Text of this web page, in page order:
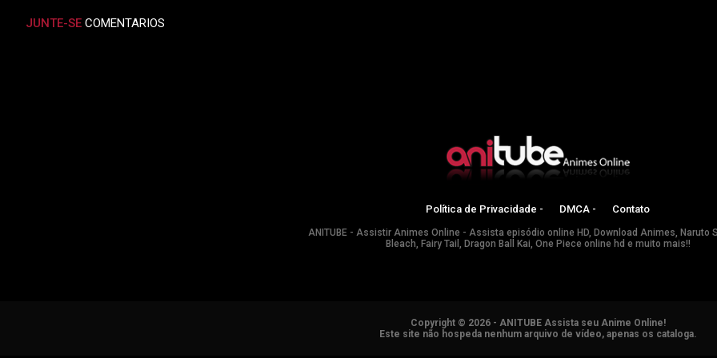
JUNTE-SE COMENTARIOS
Política de Privacidade - DMCA - Contato
ANITUBE - Assistir Animes Online - Assista episódio online HD, Download Animes, Naruto
Bleach, Fairy Tail, Dragon Ball Kai, One Piece online hd e muito mais!!
Copyright © 2026 - ANITUBE Assista seu Anime Online!
Este site não hospeda nenhum arquivo de vídeo, apenas os cataloga.